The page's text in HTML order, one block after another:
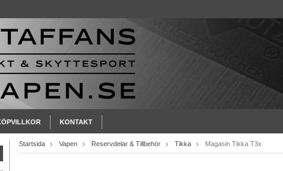
KONTAKT
Startsida Vapen Reservdelar & Tillbehör Tikka Magasin Tikka T3x